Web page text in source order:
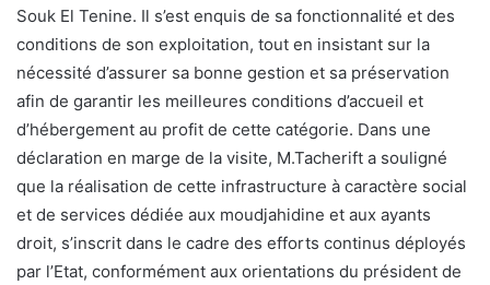
Souk El Tenine. Il s’est enquis de sa fonctionnalité et des
conditions de son exploitation, tout en insistant sur la
nécessité d’assurer sa bonne gestion et sa préservation
afin de garantir les meilleures conditions d’accueil et
d’hébergement au profit de cette catégorie. Dans une
déclaration en marge de la visite, M.Tacherift a souligné
que la réalisation de cette infrastructure à caractère social
et de services dédiée aux moudjahidine et aux ayants
droit, s’inscrit dans le cadre des efforts continus déployés
par l’Etat, conformément aux orientations du président de